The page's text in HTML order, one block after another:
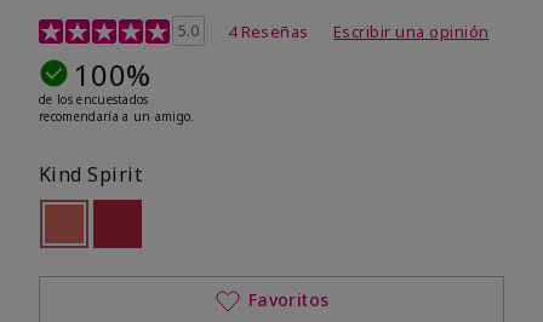
Calificación de clientes de 3,1 de 5
5.0 4 Reseñas Escribir una opinión
100%
de los encuestados
recomendaría a un amigo.
Kind Spirit
seleccionado
Out of stock
Favoritos